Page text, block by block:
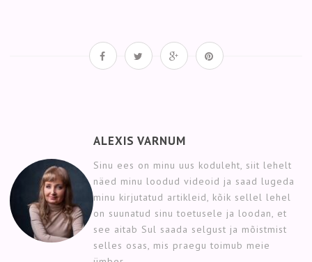
ALEXIS VARNUM
Sinu ees on minu uus koduleht, siit lehelt
näed minu loodud videoid ja saad lugeda
minu kirjutatud artikleid, kõik sellel lehel
on suunatud sinu toetusele ja loodan, et
see aitab Sul saada selgust ja mõistmist
selles osas, mis praegu toimub meie